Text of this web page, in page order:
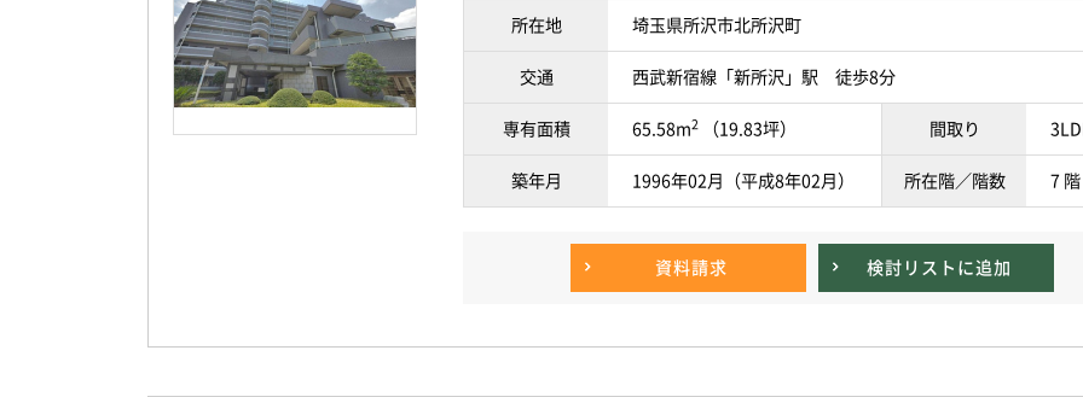
所在地 埼玉県所沢市北所沢町
交通 西武新宿線「新所沢」駅 徒歩8分
専有面積 65.58m2 （19.83坪） 間取り
築年月 1996年02月（平成8年02月） 所在階／階数 7
資料請求 検討リストに追加